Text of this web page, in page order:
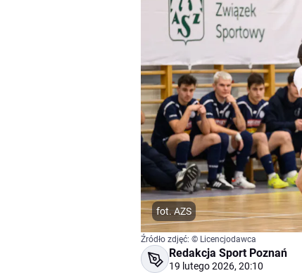
fot. AZS
Źródło zdjęć: © Licencjodawca
Redakcja Sport Poznań
19 lutego 2026, 20:10